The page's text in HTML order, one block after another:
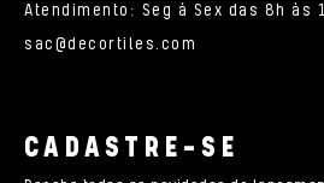
Atendimento: Seg à Sex das 8h às
sac@decortiles.com
CADASTRE-SE